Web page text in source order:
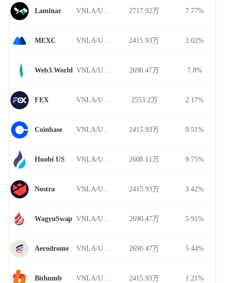
Laminar 2717.92万 7.77%
MEXC 2415.93万 2.02%
Web3.World 2690.47万 7.8%
FEX 2553.2万 2.17%
Coinbase 2415.93万 9.51%
Huobi US 2608.11万 9.75%
Nostra 2415.93万 3.42%
WagyuSwap 2690.47万 5.91%
Aerodrome 2690.47万 5.44%
Bithumb 2415.93万 1.21%